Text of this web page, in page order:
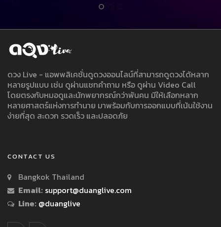
ดวง Live - แอพพลิเคชั่นดูดวงออนไลน์ที่สามารถดูดวงได้หลาก
หลายรูปแบบ เช่น ดูผ่านแชทคำถาม หรือ ดูผ่าน Video Call
โดยตรงกับหมอดูและนักพยากรณ์กว่าพันคน มีให้เลือกหลาก
หลายศาสตร์แห่งการทำนาย มาพร้อมกับการออกแบบที่เน้นใช้งาน
ง่ายที่สุด สะดวก รวดเร็ว และปลอดภัย
CONTACT US
Bangkok Thailand
Email: support@duanglive.com
Line: @duanglive